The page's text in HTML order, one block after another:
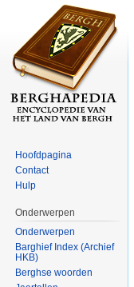
Hoofdpagina
Contact
Hulp
Onderwerpen
Onderwerpen
Barghief Index (Archief
HKB)
Berghse woorden